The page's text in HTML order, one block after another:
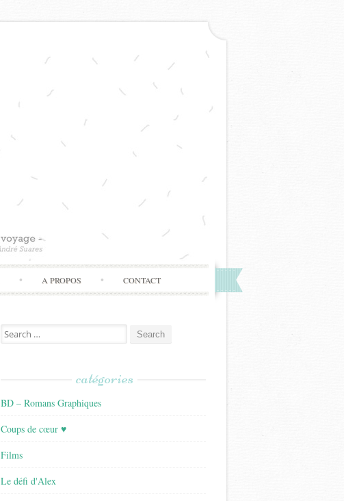
A PROPOS CONTACT
Search
for:
catégories
BD – Romans Graphiques
Coups de cœur ♥
Films
Le défi d'Alex